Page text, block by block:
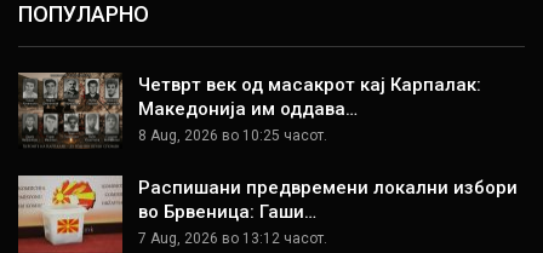
ПОПУЛАРНО
Четврт век од масакрот кај Карпалак:
Македонија им оддава…
8 Aug, 2026 во 10:25 часот.
Распишани предвремени локални избори
во Брвеница: Гаши…
7 Aug, 2026 во 13:12 часот.